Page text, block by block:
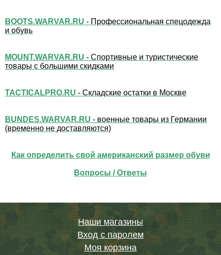
BOOTS.WARVAR.RU - Профессиональная спецодежда
и обувь
MOUNT.WARVAR.RU - Спортивные и туристические
товары с большими скидками
TACTICALPRO.RU - Складские остатки в Москве
BUNDES.WARVAR.RU - военные товары из Германии
(временно не доставляются)
Как определить свой американский размер обуви
Вопросы / Ответы
Наши магазины
Вход с паролем
Моя корзина